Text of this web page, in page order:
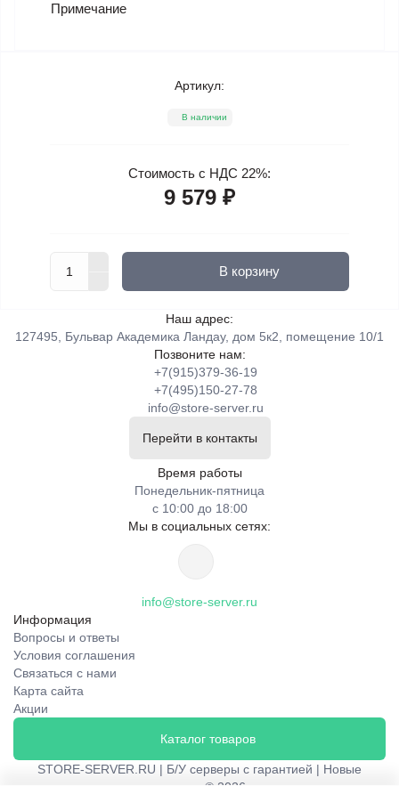
Примечание
Артикул:
В наличии
Стоимость с НДС 22%:
9 579 ₽
В корзину
Наш адрес:
127495, Бульвар Академика Ландау, дом 5к2, помещение 10/1
Позвоните нам:
+7(915)379-36-19
+7(495)150-27-78
info@store-server.ru
Перейти в контакты
Время работы
Понедельник-пятница
с 10:00 до 18:00
Мы в социальных сетях:
info@store-server.ru
Информация
Вопросы и ответы
Условия соглашения
Связаться с нами
Карта сайта
Акции
Каталог товаров
STORE-SERVER.RU | Б/У серверы с гарантией | Новые